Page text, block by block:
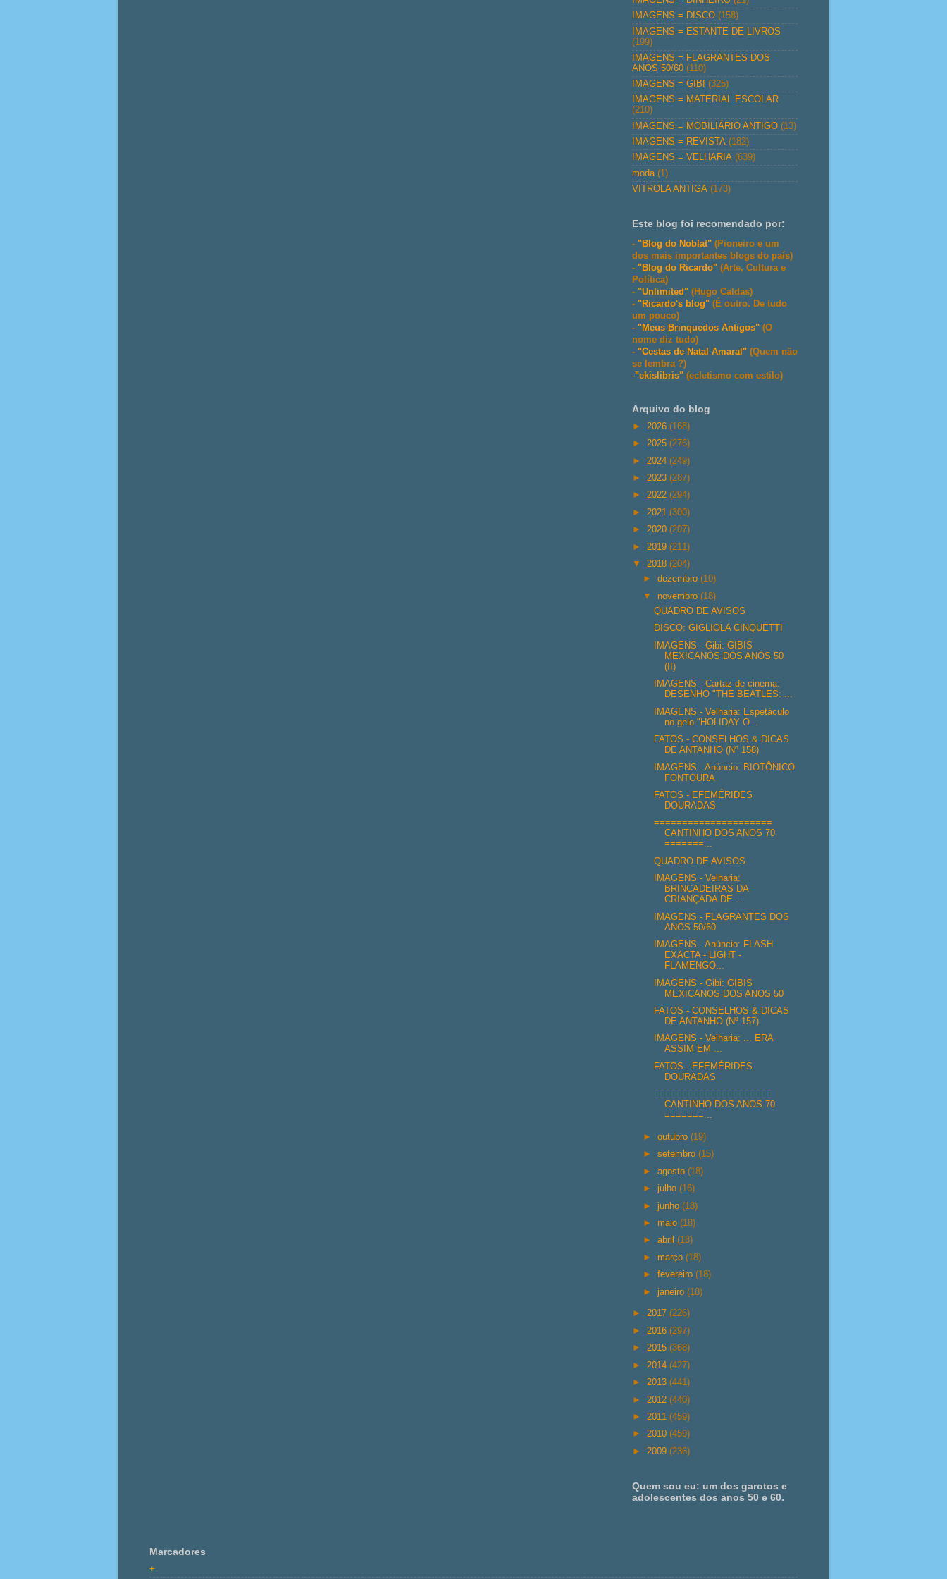
IMAGENS = DISCO (158)
IMAGENS = ESTANTE DE LIVROS
(199)
IMAGENS = FLAGRANTES DOS
ANOS 50/60 (110)
IMAGENS = GIBI
(325)
IMAGENS = MATERIAL ESCOLAR
(210)
IMAGENS = MOBILIÁRIO ANTIGO (13)
IMAGENS = REVISTA (182)
IMAGENS = VELHARIA (639)
moda (1)
VITROLA ANTIGA (173)
Este blog foi recomendado por:
- "Blog do Noblat" (Pioneiro e um
dos mais importantes blogs do país)
- "Blog do Ricardo" (Arte, Cultura e
Política)
- "Unlimited" (Hugo Caldas)
- "Ricardo's blog" (É outro. De tudo
um pouco)
- "Meus Brinquedos Antigos" (O
nome diz tudo)
- "Cestas de Natal Amaral" (Quem não
se lembra ?)
-"ekislibris" (ecletismo com estilo)
Arquivo do blog
► 2026 (168)
► 2025 (276)
► 2024 (249)
► 2023 (287)
► 2022 (294)
► 2021 (300)
► 2020 (207)
► 2019 (211)
▼ 2018 (204)
►dezembro(10)
▼ novembro(18)
QUADRO DE AVISOS
DISCO: GIGLIOLA CINQUETTI
IMAGENS - Gibi: GIBIS
MEXICANOS DOS ANOS 50
(II)
IMAGENS - Cartaz de cinema:
DESENHO "THE BEATLES: ...
IMAGENS - Velharia: Espetáculo
no gelo "HOLIDAY O...
FATOS - CONSELHOS & DICAS
DE ANTANHO (Nº 158)
IMAGENS - Anúncio: BIOTÔNICO
FONTOURA
FATOS - EFEMÉRIDES
DOURADAS
=====================
CANTINHO DOS ANOS 70
=======...
QUADRO DE AVISOS
IMAGENS - Velharia:
BRINCADEIRAS DA
CRIANÇADA DE ...
IMAGENS - FLAGRANTES DOS
ANOS 50/60
IMAGENS - Anúncio: FLASH
EXACTA - LIGHT -
FLAMENGO...
IMAGENS - Gibi: GIBIS
MEXICANOS DOS ANOS 50
FATOS - CONSELHOS & DICAS
DE ANTANHO (Nº 157)
IMAGENS - Velharia: ... ERA
ASSIM EM ...
FATOS - EFEMÉRIDES
DOURADAS
=====================
CANTINHO DOS ANOS 70
=======...
►outubro(19)
►setembro(15)
►agosto(18)
►julho(16)
►junho(18)
► maio(18)
►abril(18)
► março(18)
►fevereiro(18)
►janeiro(18)
► 2017 (226)
► 2016 (297)
► 2015 (368)
► 2014 (427)
► 2013 (441)
► 2012 (440)
► 2011 (459)
► 2010 (459)
► 2009 (236)
Quem sou eu: um dos garotos e
adolescentes dos anos 50 e 60.
Marcadores
+